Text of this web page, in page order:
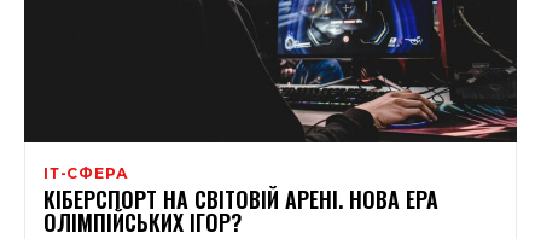
ІТ-СФЕРА
КІБЕРСПОРТ НА СВІТОВІЙ АРЕНІ. НОВА ЕРА
ОЛІМПІЙСЬКИХ ІГОР?